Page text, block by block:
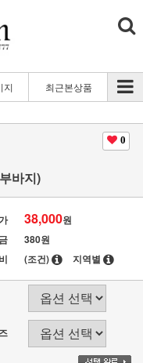
지 최근본상품
0
바지)
38,000원
380원
(조건) 지역별